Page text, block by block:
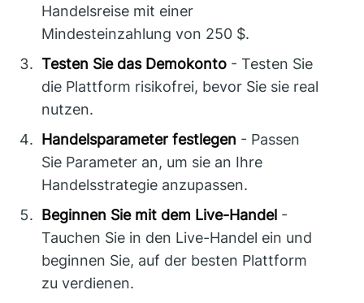
Handelsreise mit einer
Mindesteinzahlung von 250 $.
Testen Sie das Demokonto - Testen Sie
die Plattform risikofrei, bevor Sie sie real
nutzen.
Handelsparameter festlegen - Passen
Sie Parameter an, um sie an Ihre
Handelsstrategie anzupassen.
Beginnen Sie mit dem Live-Handel -
Tauchen Sie in den Live-Handel ein und
beginnen Sie, auf der besten Plattform
zu verdienen.